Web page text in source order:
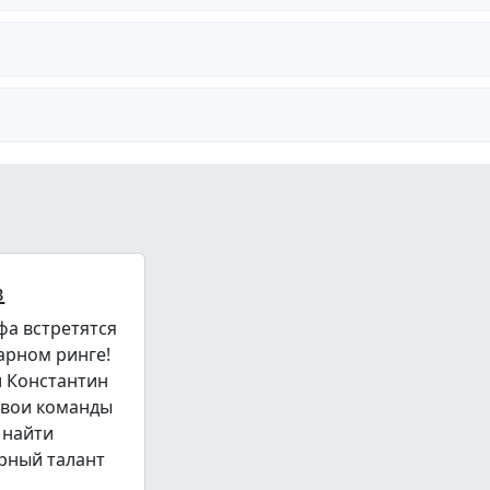
встретятся
ринге!
Константин
команды
талант